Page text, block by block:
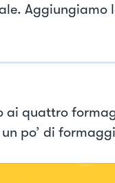
Aggiungiamo
ai quattro
po’ di